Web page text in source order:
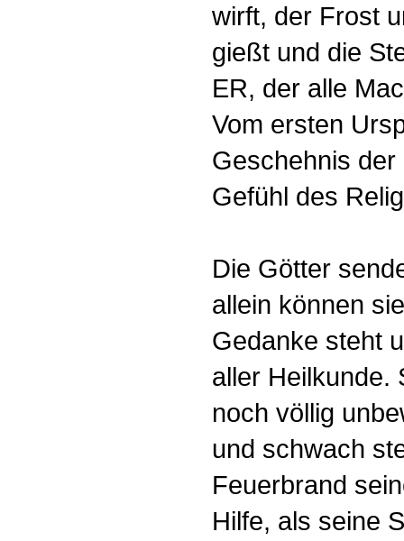
wirft, der Frost
gießt und die
ER, der alle
Vom ersten
Geschehnis
Gefühl des
Die Götter
allein können
Gedanke steht
aller Heilkunde.
noch völlig
und schwach
Feuerbrand
Hilfe, als seine